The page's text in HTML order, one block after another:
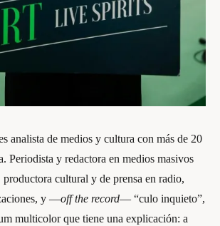
analista de medios y cultura con más de 20
Periodista y redactora en medios masivos
cultural y de prensa en radio,
y —off the record— “culo inquieto”,
multicolor que tiene una explicación: a